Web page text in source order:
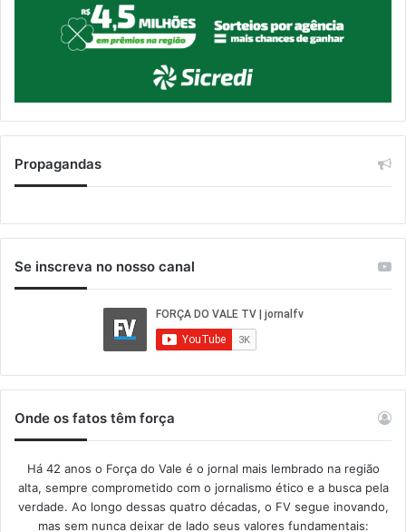
Propagandas
Se inscreva no nosso canal
Onde os fatos têm força
Há 42 anos o Força do Vale é o jornal mais lembrado na região
alta, sempre comprometido com o jornalismo ético e a busca pela
verdade. Ao longo dessas quatro décadas, o FV segue inovando,
mas sem nunca deixar de lado seus valores fundamentais: